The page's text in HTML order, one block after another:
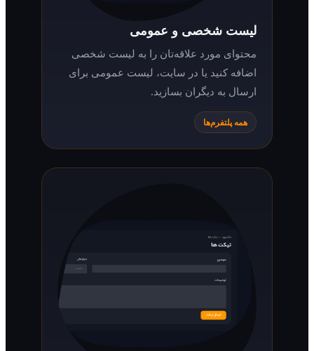
لیست شخصی و عمومی
محتوای مورد علاقه‌تان را به لیست شخصی
اضافه کنید یا در سایت، لیست عمومی برای
ارسال به دیگران بسازید.
همه پلتفرم‌ها